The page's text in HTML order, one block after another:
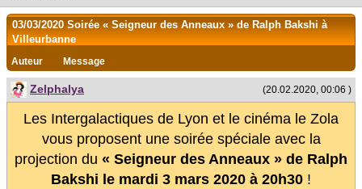
03/03/2020 Soirée « Seigneur des Anneaux » de Ralph Bakshi à
Villeurbanne
Auteur Message
(20.02.2020, 00:06 )
Zelphalya
Les Intergalactiques de Lyon et le cinéma le Zola
vous proposent une soirée spéciale avec la
projection du « Seigneur des Anneaux » de Ralph
Bakshi le mardi 3 mars 2020 à 20h30 !